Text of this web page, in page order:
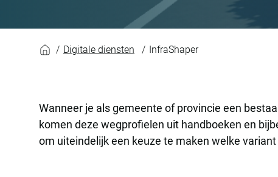
InfraShaper
Digitale diensten InfraShaper
Wanneer je als gemeente of provincie een
komen deze wegprofielen uit handboeken en
om uiteindelijk een keuze te maken welke